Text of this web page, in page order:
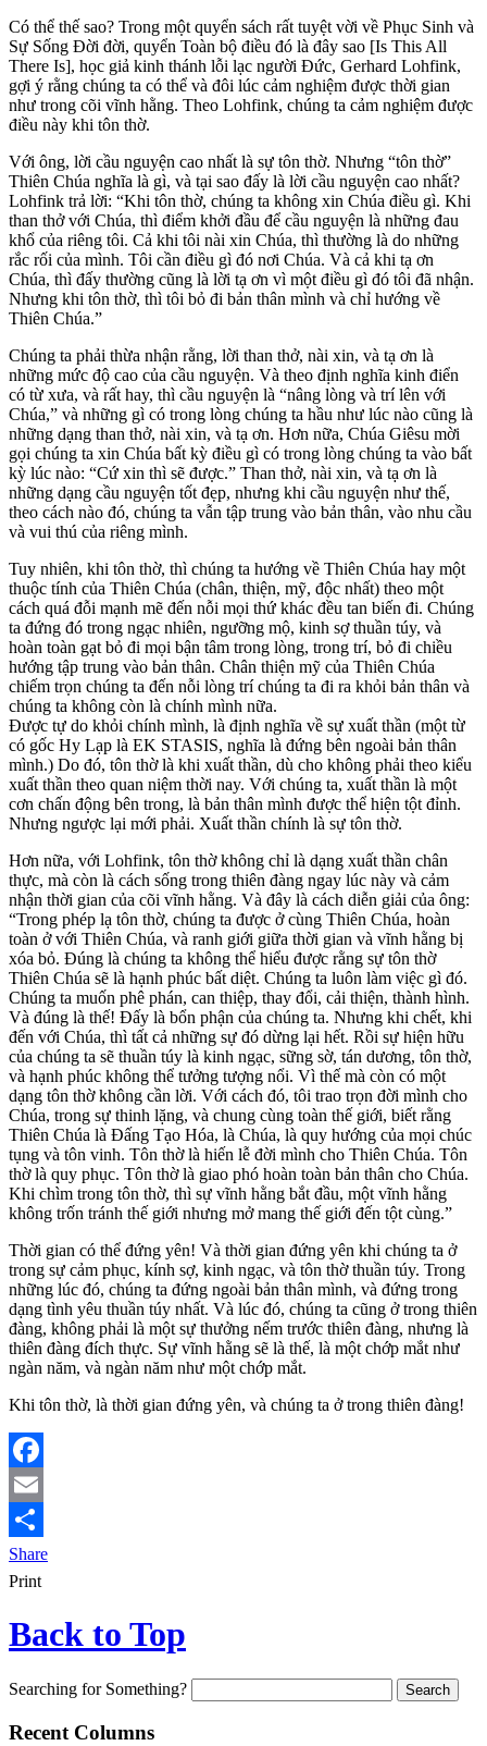
Có thể thế sao? Trong một quyển sách rất tuyệt vời về Phục Sinh và
Sự Sống Đời đời, quyển Toàn bộ điều đó là đây sao [Is This All
There Is], học giả kinh thánh lỗi lạc người Đức, Gerhard Lohfink,
gợi ý rằng chúng ta có thể và đôi lúc cảm nghiệm được thời gian
như trong cõi vĩnh hằng. Theo Lohfink, chúng ta cảm nghiệm được
điều này khi tôn thờ.
Với ông, lời cầu nguyện cao nhất là sự tôn thờ. Nhưng “tôn thờ”
Thiên Chúa nghĩa là gì, và tại sao đấy là lời cầu nguyện cao nhất?
Lohfink trả lời: “Khi tôn thờ, chúng ta không xin Chúa điều gì. Khi
than thở với Chúa, thì điểm khởi đầu để cầu nguyện là những đau
khổ của riêng tôi. Cả khi tôi nài xin Chúa, thì thường là do những
rắc rối của mình. Tôi cần điều gì đó nơi Chúa. Và cả khi tạ ơn
Chúa, thì đấy thường cũng là lời tạ ơn vì một điều gì đó tôi đã nhận.
Nhưng khi tôn thờ, thì tôi bỏ đi bản thân mình và chỉ hướng về
Thiên Chúa.”
Chúng ta phải thừa nhận rằng, lời than thở, nài xin, và tạ ơn là
những mức độ cao của cầu nguyện. Và theo định nghĩa kinh điển
có từ xưa, và rất hay, thì cầu nguyện là “nâng lòng và trí lên với
Chúa,” và những gì có trong lòng chúng ta hầu như lúc nào cũng là
những dạng than thở, nài xin, và tạ ơn. Hơn nữa, Chúa Giêsu mời
gọi chúng ta xin Chúa bất kỳ điều gì có trong lòng chúng ta vào bất
kỳ lúc nào: “Cứ xin thì sẽ được.” Than thở, nài xin, và tạ ơn là
những dạng cầu nguyện tốt đẹp, nhưng khi cầu nguyện như thế,
theo cách nào đó, chúng ta vẫn tập trung vào bản thân, vào nhu cầu
và vui thú của riêng mình.
Tuy nhiên, khi tôn thờ, thì chúng ta hướng về Thiên Chúa hay một
thuộc tính của Thiên Chúa (chân, thiện, mỹ, độc nhất) theo một
cách quá đỗi mạnh mẽ đến nỗi mọi thứ khác đều tan biến đi. Chúng
ta đứng đó trong ngạc nhiên, ngưỡng mộ, kinh sợ thuần túy, và
hoàn toàn gạt bỏ đi mọi bận tâm trong lòng, trong trí, bỏ đi chiều
hướng tập trung vào bản thân. Chân thiện mỹ của Thiên Chúa
chiếm trọn chúng ta đến nỗi lòng trí chúng ta đi ra khỏi bản thân và
chúng ta không còn là chính mình nữa.
Được tự do khỏi chính mình, là định nghĩa về sự xuất thần (một từ
có gốc Hy Lạp là EK STASIS, nghĩa là đứng bên ngoài bản thân
mình.) Do đó, tôn thờ là khi xuất thần, dù cho không phải theo kiểu
xuất thần theo quan niệm thời nay. Với chúng ta, xuất thần là một
cơn chấn động bên trong, là bản thân mình được thể hiện tột đỉnh.
Nhưng ngược lại mới phải. Xuất thần chính là sự tôn thờ.
Hơn nữa, với Lohfink, tôn thờ không chỉ là dạng xuất thần chân
thực, mà còn là cách sống trong thiên đàng ngay lúc này và cảm
nhận thời gian của cõi vĩnh hằng. Và đây là cách diễn giải của ông:
“Trong phép lạ tôn thờ, chúng ta được ở cùng Thiên Chúa, hoàn
toàn ở với Thiên Chúa, và ranh giới giữa thời gian và vĩnh hằng bị
xóa bỏ. Đúng là chúng ta không thể hiểu được rằng sự tôn thờ
Thiên Chúa sẽ là hạnh phúc bất diệt. Chúng ta luôn làm việc gì đó.
Chúng ta muốn phê phán, can thiệp, thay đổi, cải thiện, thành hình.
Và đúng là thế! Đấy là bổn phận của chúng ta. Nhưng khi chết, khi
đến với Chúa, thì tất cả những sự đó dừng lại hết. Rồi sự hiện hữu
của chúng ta sẽ thuần túy là kinh ngạc, sững sờ, tán dương, tôn thờ,
và hạnh phúc không thể tưởng tượng nổi. Vì thế mà còn có một
dạng tôn thờ không cần lời. Với cách đó, tôi trao trọn đời mình cho
Chúa, trong sự thinh lặng, và chung cùng toàn thế giới, biết rằng
Thiên Chúa là Đấng Tạo Hóa, là Chúa, là quy hướng của mọi chúc
tụng và tôn vinh. Tôn thờ là hiến lễ đời mình cho Thiên Chúa. Tôn
thờ là quy phục. Tôn thờ là giao phó hoàn toàn bản thân cho Chúa.
Khi chìm trong tôn thờ, thì sự vĩnh hằng bắt đầu, một vĩnh hằng
không trốn tránh thế giới nhưng mở mang thế giới đến tột cùng.”
Thời gian có thể đứng yên! Và thời gian đứng yên khi chúng ta ở
trong sự cảm phục, kính sợ, kinh ngạc, và tôn thờ thuần túy. Trong
những lúc đó, chúng ta đứng ngoài bản thân mình, và đứng trong
dạng tình yêu thuần túy nhất. Và lúc đó, chúng ta cũng ở trong thiên
đàng, không phải là một sự thưởng nếm trước thiên đàng, nhưng là
thiên đàng đích thực. Sự vĩnh hằng sẽ là thế, là một chớp mắt như
ngàn năm, và ngàn năm như một chớp mắt.
Khi tôn thờ, là thời gian đứng yên, và chúng ta ở trong thiên đàng!
Facebook
Email
Share
Print
Back to Top
Searching for Something?
Recent Columns